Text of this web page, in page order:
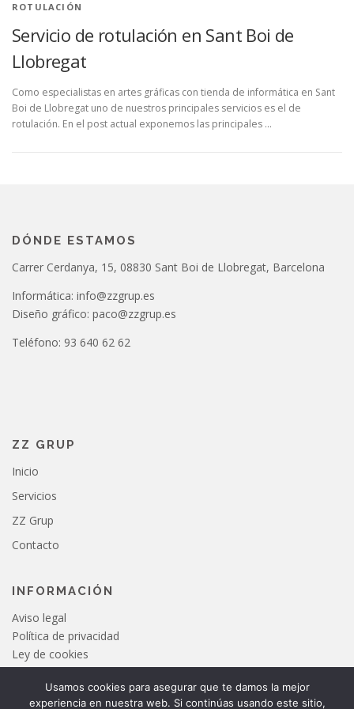
ROTULACIÓN
Servicio de rotulación en Sant Boi de
Llobregat
Como especialistas en artes gráficas con tienda de informática en Sant
Boi de Llobregat uno de nuestros principales servicios es el de
rotulación. En el post actual exponemos las principales …
DÓNDE ESTAMOS
Carrer Cerdanya, 15, 08830 Sant Boi de Llobregat, Barcelona
Informática: info@zzgrup.es
Diseño gráfico: paco@zzgrup.es
Teléfono: 93 640 62 62
ZZ GRUP
Inicio
Servicios
ZZ Grup
Contacto
INFORMACIÓN
Aviso legal
Política de privacidad
Ley de cookies
Usamos cookies para asegurar que te damos la mejor
experiencia en nuestra web. Si continúas usando este sitio,